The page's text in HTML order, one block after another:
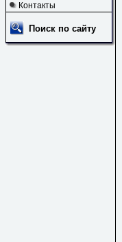
Контакты
Поиск по сайту